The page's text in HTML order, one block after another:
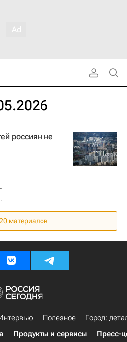
россиян не
материалов
Полезное
Город:
Продукты и сервисы Пресс-